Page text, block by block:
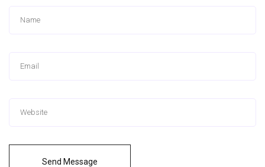
Send Message